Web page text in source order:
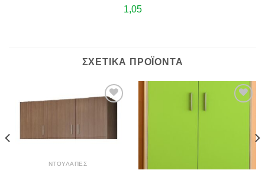
1,05
ΣΧΕΤΙΚΆ ΠΡΟΪΌΝΤΑ
στην λίστα
ΝΤΟΥΛΆΠΕΣ